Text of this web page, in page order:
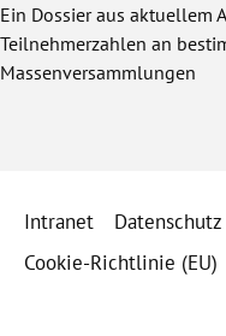
Ein Dossier aus aktuellem
Teilnehmerzahlen an
Massenversammlungen
Intranet Datenschutz
Cookie-Richtlinie (EU)